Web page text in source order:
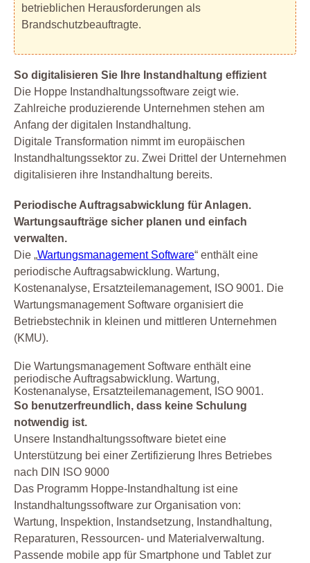
betrieblichen Herausforderungen als
Brandschutzbeauftragte.
So digitalisieren Sie Ihre Instandhaltung effizient
Die Hoppe Instandhaltungssoftware zeigt wie.
Zahlreiche produzierende Unternehmen stehen am
Anfang der digitalen Instandhaltung.
Digitale Transformation nimmt im europäischen
Instandhaltungssektor zu. Zwei Drittel der Unternehmen
digitalisieren ihre Instandhaltung bereits.
Periodische Auftragsabwicklung für Anlagen.
Wartungsaufträge sicher planen und einfach
verwalten.
Die „Wartungsmanagement Software“ enthält eine
periodische Auftragsabwicklung. Wartung,
Kostenanalyse, Ersatzteilemanagement, ISO 9001. Die
Wartungsmanagement Software organisiert die
Betriebstechnik in kleinen und mittleren Unternehmen
(KMU).
Die Wartungsmanagement Software enthält eine
periodische Auftragsabwicklung. Wartung,
Kostenanalyse, Ersatzteilemanagement, ISO 9001.
So benutzerfreundlich, dass keine Schulung
notwendig ist.
Unsere Instandhaltungssoftware bietet eine
Unterstützung bei einer Zertifizierung Ihres Betriebes
nach DIN ISO 9000
Das Programm Hoppe-Instandhaltung ist eine
Instandhaltungssoftware zur Organisation von:
Wartung, Inspektion, Instandsetzung, Instandhaltung,
Reparaturen, Ressourcen- und Materialverwaltung.
Passende mobile app für Smartphone und Tablet zur